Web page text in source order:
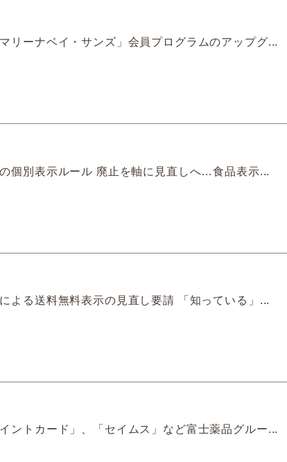
リーナベイ・サンズ」会員プログラムのアップグ...
個別表示ルール 廃止を軸に見直しへ…食品表示...
よる送料無料表示の見直し要請 「知っている」...
イントカード」、「セイムス」など富士薬品グルー...